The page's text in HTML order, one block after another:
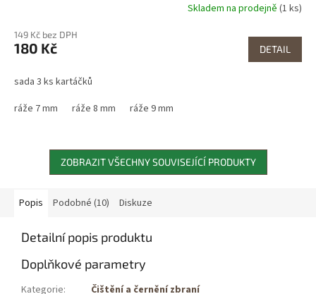
Skladem na prodejně (1 ks)
149 Kč bez DPH
180 Kč DETAIL
sada 3 ks kartáčků
ráže 7 mm
ráže 8 mm ráže 9 mm
ZOBRAZIT VŠECHNY SOUVISEJÍCÍ PRODUKTY
Popis Podobné (10) Diskuze
Detailní popis produktu
Doplňkové parametry
Kategorie:
Čištění a černění zbraní